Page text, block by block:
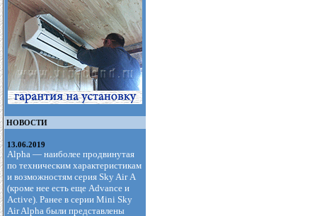
НОВОСТИ
13.06.2019
Alpha — наиболее продвинутая
по техническим характеристикам
и возможностям серия Sky Air А
(кроме нее есть еще Advance и
Active). Ранее в серии Mini Sky
Air Alpha были представлены